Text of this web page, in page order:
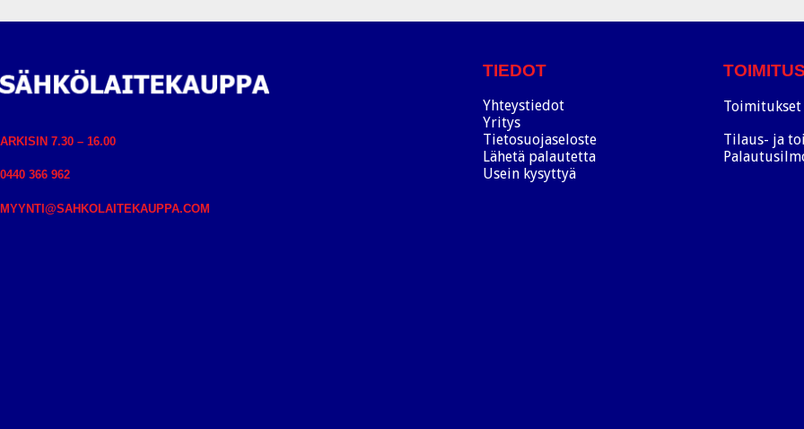
ARKISIN 7.30 – 16.00
0440 366 962
MYYNTI@SAHKOLAITEKAUPPA.COM
TIEDOT
Yhteystiedot
Yritys
Tietosuojaseloste
Lähetä palautetta
Usein kysyttyä
TOIMITUS
Toimitukset
Tilaus- ja